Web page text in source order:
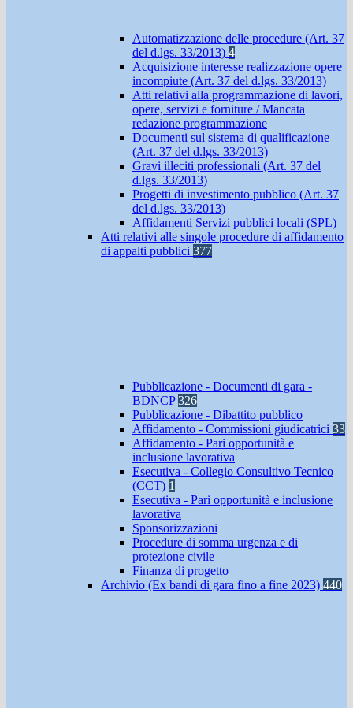
Automatizzazione delle procedure (Art. 37
del d.lgs. 33/2013) 4
Acquisizione interesse realizzazione opere
incompiute (Art. 37 del d.lgs. 33/2013)
Atti relativi alla programmazione di lavori,
opere, servizi e forniture / Mancata
redazione programmazione
Documenti sul sistema di qualificazione
(Art. 37 del d.lgs. 33/2013)
Gravi illeciti professionali (Art. 37 del
d.lgs. 33/2013)
Progetti di investimento pubblico (Art. 37
del d.lgs. 33/2013)
Affidamenti Servizi pubblici locali (SPL)
Atti relativi alle singole procedure di affidamento
di appalti pubblici 377
Pubblicazione - Documenti di gara -
BDNCP326
Pubblicazione - Dibattito pubblico
Affidamento - Commissioni giudicatrici 33
Affidamento - Pari opportunità e
inclusione lavorativa
Esecutiva - Collegio Consultivo Tecnico
(CCT) 1
Esecutiva - Pari opportunità e inclusione
lavorativa
Sponsorizzazioni
Procedure di somma urgenza e di
protezione civile
Finanza di progetto
Archivio (Ex bandi di gara fino a fine 2023) 440